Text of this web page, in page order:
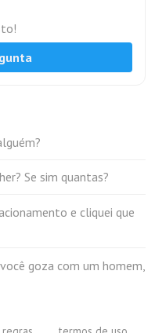
Se sim quantas?
e cliquei que
goza com um homem,